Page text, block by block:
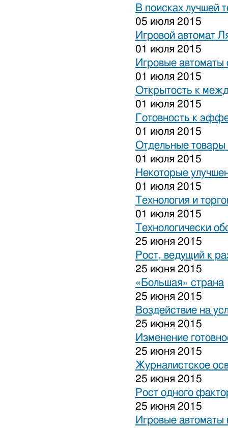
В поисках лучшей
05 июля 2015
Игровой автомат
01 июля 2015
Игровые автоматы
01 июля 2015
Открытость к
01 июля 2015
Готовность к
01 июля 2015
Отдельные товары
01 июля 2015
Некоторые
01 июля 2015
Технология и
01 июля 2015
Технологически
25 июня 2015
Рост, ведущий к
25 июня 2015
«Большая» страна
25 июня 2015
Воздействие на
25 июня 2015
Изменение
25 июня 2015
Журналистское
25 июня 2015
Рост одного
25 июня 2015
Игровые